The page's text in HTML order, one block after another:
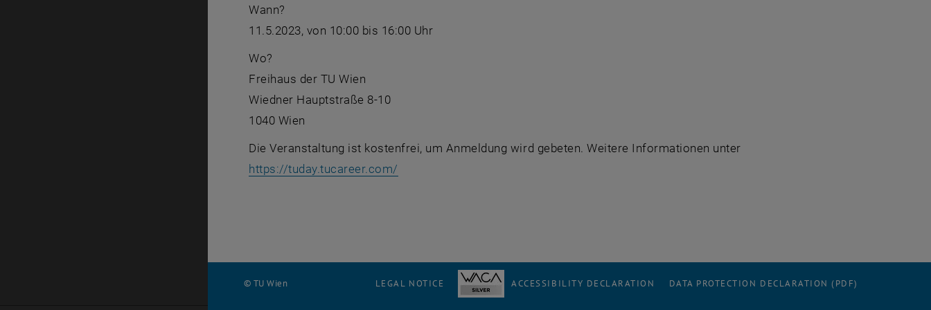
Wann?
11.5.2023, von 10:00 bis 16:00 Uhr
Wo?
Freihaus der TU Wien
Wiedner Hauptstraße 8-10
1040 Wien
Die Veranstaltung ist kostenfrei, um Anmeldung wird gebeten. Weitere Informationen unter
https://tuday.tucareer.com/
© TU Wien LEGAL NOTICE ACCESSIBILITY DECLARATION DATA PROTECTION DECLARATION (PDF)